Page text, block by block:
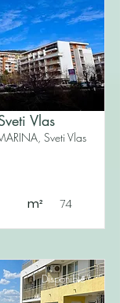
Vlas
Sveti Vlas
m² 74
Disponible